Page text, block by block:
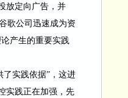
放定向广告，并
歌公司迅速成为资
产生的重要实践
了实践依据”，这进
实践正在加强，先